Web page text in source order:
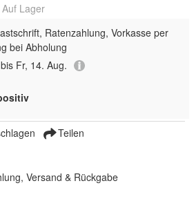
Auf Lager
Ratenzahlung, Vorkasse per
bei Abholung
Fr, 14. Aug.
Teilen
Versand & Rückgabe